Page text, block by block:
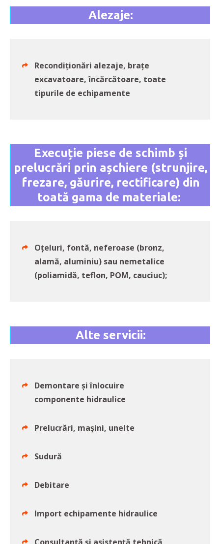
Alezaje:
Recondiționări alezaje, brațe
excavatoare, încărcătoare, toate
tipurile de echipamente
Execuție piese de schimb și
prelucrări prin așchiere (strunjire,
frezare, găurire, rectificare) din
toată gama de materiale:
Oțeluri, fontă, neferoase (bronz,
alamă, aluminiu) sau nemetalice
(poliamidă, teflon, POM, cauciuc);
Alte servicii:
Demontare și înlocuire
componente hidraulice
Prelucrări, mașini, unelte
Sudură
Debitare
Import echipamente hidraulice